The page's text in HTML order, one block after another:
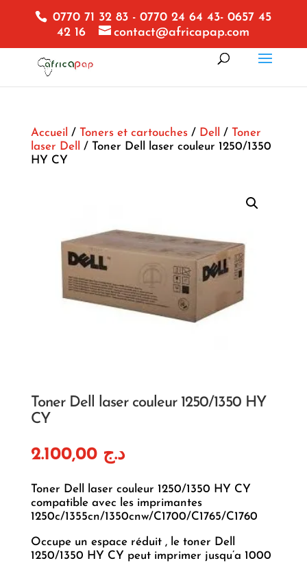
0770 71 32 83 - 0770 24 64 43- 0657 45
42 16
contact@africapap.com
Accueil / Toners et cartouches/ Dell / Toner
laser Dell
/ Toner Dell laser couleur 1250/1350
HY CY
Toner Dell laser couleur 1250/1350 HY
CY
د.ج 2.100,00
Toner Dell laser couleur 1250/1350 HY CY
compatible avec les imprimantes
1250c/1355cn/1350cnw/C1700/C1765/C1760
Occupe un espace réduit , le toner Dell
1250/1350 HY CY peut imprimer jusqu’a 1000